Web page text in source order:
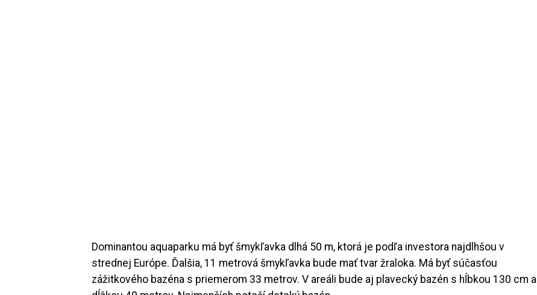
Dominantou aquaparku má byť šmykľavka dlhá 50 m, ktorá je podľa investora najdlhšou v
strednej Európe. Ďalšia, 11 metrová šmykľavka bude mať tvar žraloka. Má byť súčasťou
zážitkového bazéna s priemerom 33 metrov. V areáli bude aj plavecký bazén s hĺbkou 130 cm a